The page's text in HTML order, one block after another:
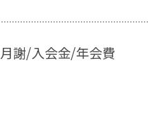
月謝/入会金/年会費